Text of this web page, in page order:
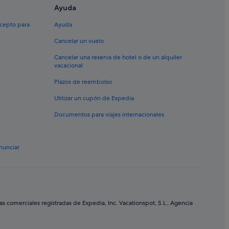
para
Ayuda
Ayuda
Cancelar un vuelo
Cancelar una reserva de hotel o de un alquiler
vacacional
Plazos de reembolso
Utilizar un cupón de Expedia
Documentos para viajes internacionales
registradas de Expedia, Inc. Vacationspot, S.L., Agencia